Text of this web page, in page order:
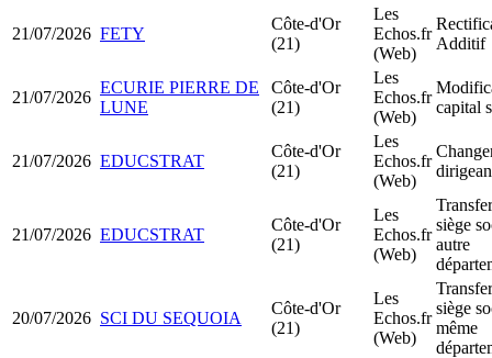
21/07/2026 FETY
Côte-d'Or
(21)
Les
Echos.fr
(Web)
Additif
21/07/2026
ECURIE PIERRE DE
LUNE
Côte-d'Or
(21)
Les
Echos.fr
(Web)
capital
21/07/2026 EDUCSTRAT
Côte-d'Or
(21)
Les
Echos.fr
(Web)
21/07/2026 EDUCSTRAT
Côte-d'Or
(21)
Les
Echos.fr
(Web)
siège
autre
20/07/2026 SCI DU SEQUOIA
Côte-d'Or
(21)
Les
Echos.fr
(Web)
siège
même